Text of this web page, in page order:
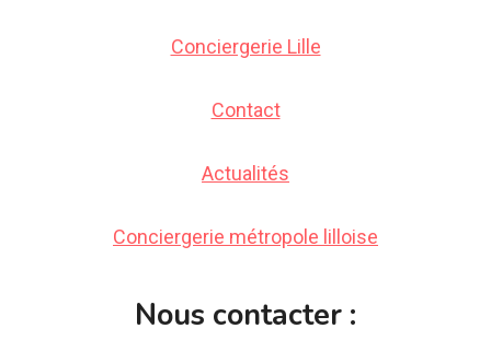
Conciergerie Lille
Contact
Actualités
Conciergerie métropole lilloise
Nous contacter :